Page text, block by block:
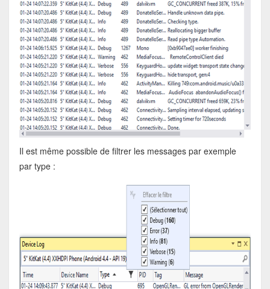
Il est même possible de filtrer les messages par exemple
par type :